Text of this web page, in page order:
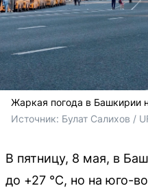
Жаркая погода в Башкирии
Источник: Булат Салихов /
В пятницу, 8 мая, в
до +27 °C, но на юго-